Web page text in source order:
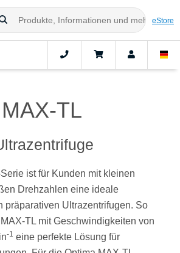
eStore
TL
ist für Kunden mit kleinen
Drehzahlen eine ideale
präparativen Ultrazentrifugen. So
TL mit Geschwindigkeiten von
-1 eine perfekte Lösung für